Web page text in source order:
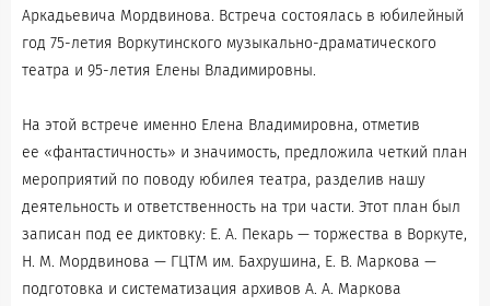
Аркадьевича Мордвинова. Встреча состоялась в юбилейный
год 75-летия Воркутинского музыкально-драматического
театра и 95-летия Елены Владимировны.
На этой встрече именно Елена Владимировна, отметив
ее «фантастичность» и значимость, предложила четкий план
мероприятий по поводу юбилея театра, разделив нашу
деятельность и ответственность на три части. Этот план был
записан под ее диктовку: Е. А. Пекарь — торжества в Воркуте,
Н. М. Мордвинова — ГЦТМ им. Бахрушина, Е. В. Маркова —
подготовка и систематизация архивов А. А. Маркова